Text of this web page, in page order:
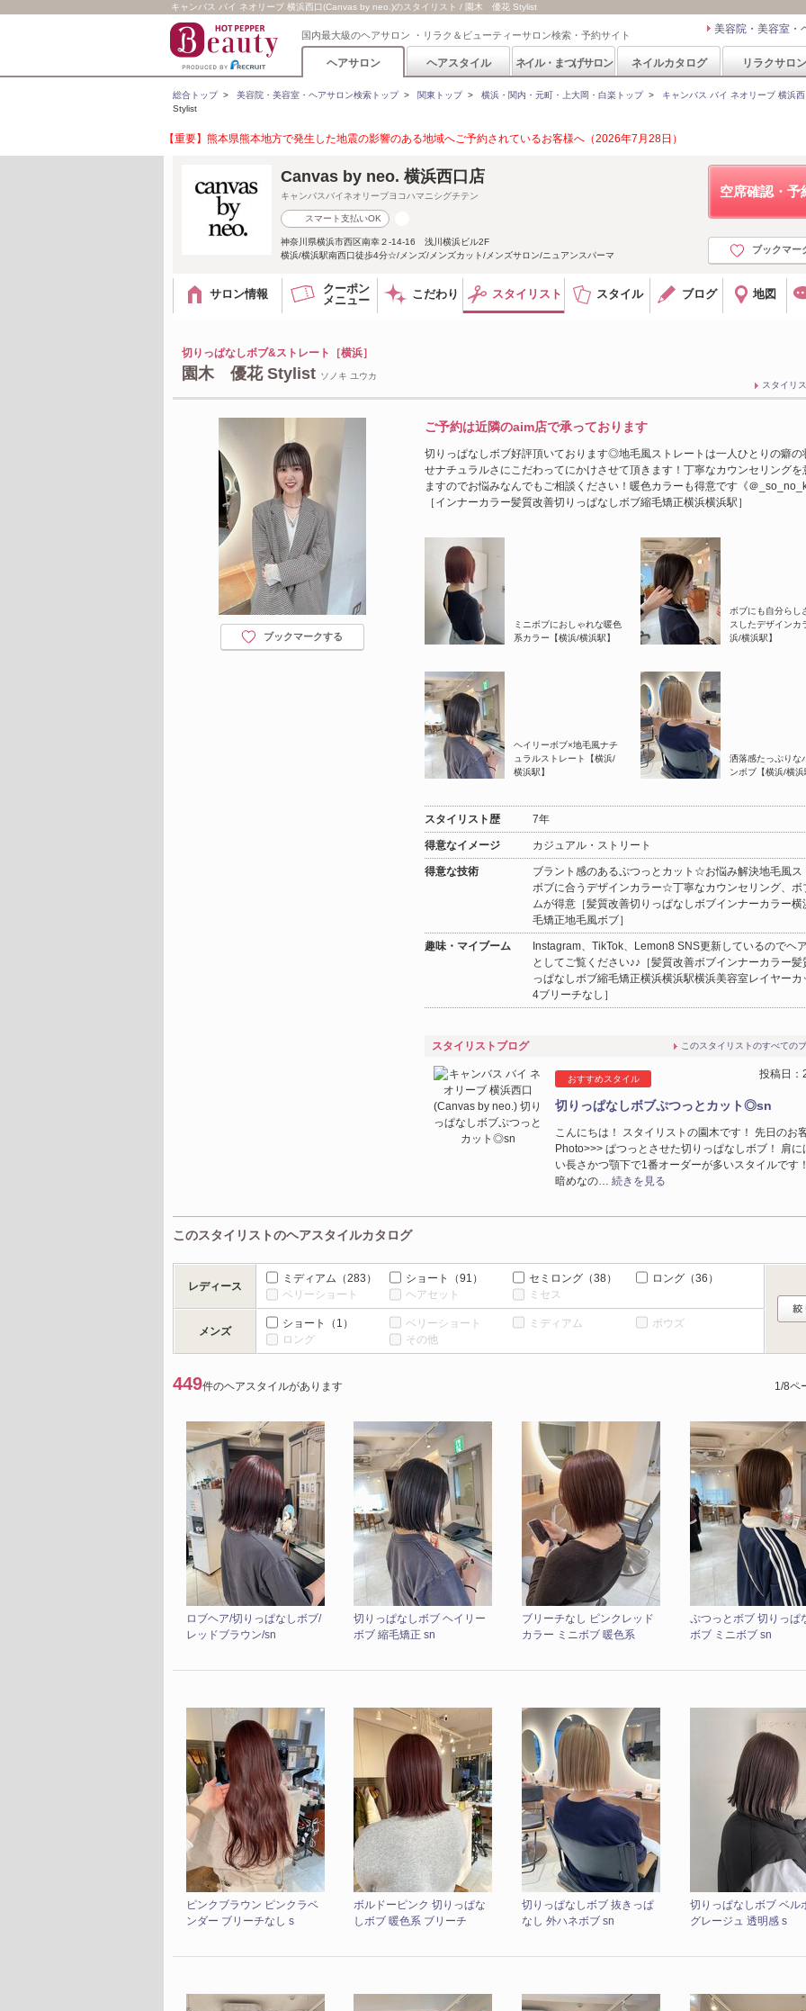
キャンバス バイ ネオリーブ 横浜西口(Canvas by neo.)のスタイリスト / 園木 優花 Stylist
国内最大級のヘアサロン ・リラク＆ビューティーサロン検索・予約サイト 美容院・美容室・
ヘアサロン ヘアスタイル ネイル・まつげサロン ネイルカタログ リラクサロン
総合トップ> 美容院・美容室・ヘアサロン検索トップ> 関東トップ> 横浜・関内・元町・上大岡・白楽トップ> キャンバス バイ ネオリーブ 横浜
Stylist
【重要】熊本県熊本地方で発生した地震の影響のある地域へご予約されているお客様へ（2026年7月28日）
空席確認・予
ブックマー
Canvas by neo. 横浜西口店
キャンバスバイネオリーブヨコハマニシグチテン
スマート支払いOK
神奈川県横浜市西区南幸２-14-16 浅川横浜ビル2F
横浜/横浜駅南西口徒歩4分☆/メンズ/メンズカット/メンズサロン/ニュアンスパーマ
サロン情報
クーポン
メニュー
こだわり スタイリスト スタイル ブログ 地図
切りっぱなしボブ&ストレート［横浜］
園木 優花 Stylist ソノキ ユウカ
スタイリ
ブックマークする
ご予約は近隣のaim店で承っております
切りっぱなしボブ好評頂いております◎地毛風ストレートは一人ひとりの癖の
せナチュラルさにこだわってにかけさせて頂きます！丁寧なカウンセリングを
ますのでお悩みなんでもご相談ください！暖色カラーも得意です《＠
［インナーカラー髪質改善切りっぱなしボブ縮毛矯正横浜横浜駅］
ミニボブにおしゃれな暖色
系カラー【横浜/横浜駅】
ボブにも自分らし
スしたデザインカ
浜/横浜駅】
ヘイリーボブ×地毛風ナチ
ュラルストレート【横浜/
横浜駅】
洒落感たっぷりな
ンボブ【横浜/横浜
スタイリスト歴 7年
得意なイメージ カジュアル・ストリート
得意な技術
ブラント感のあるぷつっとカット☆お悩み解決地毛風
ボブに合うデザインカラー☆丁寧なカウンセリング、ボ
ムが得意［髪質改善切りっぱなしボブインナーカラー横
毛矯正地毛風ボブ］
趣味・マイブーム
Instagram、TikTok、Lemon8 SNS更新しているのでヘ
としてご覧ください♪♪［髪質改善ボブインナーカラー髪
っぱなしボブ縮毛矯正横浜横浜駅横浜美容室レイヤー
4ブリーチなし］
スタイリストブログ このスタイリストのすべての
おすすめスタイル 投稿日：
切りっぱなしボブぷつっとカット◎sn
こんにちは！ スタイリストの園木です！ 先日のお
Photo>>> ぱつっとさせた切りっぱなしボブ！ 肩に
い長さかつ顎下で1番オーダーが多いスタイルです
暗めなの… 続きを見る
このスタイリストのヘアスタイルカタログ
レディース
ミディアム （283） ショート （91） セミロング （38） ロング （36）
ベリーショート
ヘアセット ミセス
メンズ
ショート （1） ベリーショート ミディアム
ボウズ
ロング
その他
449件のヘアスタイルがあります 1/8ペ
ロブヘア/切りっぱなしボブ/
レッドブラウン/sn
切りっぱなしボブ ヘイリー
ボブ 縮毛矯正 sn
ブリーチなし ピンクレッド
カラー ミニボブ 暖色系
ぷつっとボブ 切りっぱ
ボブ ミニボブ sn
ピンクブラウン ピンクラベ
ンダー ブリーチなし s
ボルドーピンク 切りっぱな
しボブ 暖色系 ブリーチ
切りっぱなしボブ 抜きっぱ
なし 外ハネボブ sn
切りっぱなしボブ ベル
グレージュ 透明感 s